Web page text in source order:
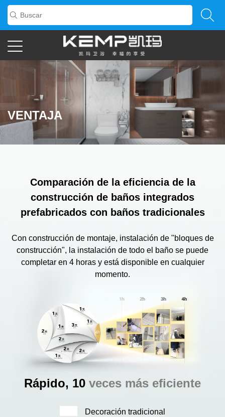
VENTAJA
Comparación de la eficiencia de la
construcción de baños integrados
prefabricados con baños tradicionales
Con construcción de montaje, instalación de "bloques de
construcción", la instalación de todo el baño se puede
completar en 4 horas y está disponible en cualquier
momento.
Rápido, 10 veces más eficiente
Decoración tradicional